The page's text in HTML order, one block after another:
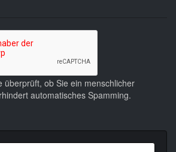
überprüft, ob Sie ein menschlicher
automatisches Spamming.